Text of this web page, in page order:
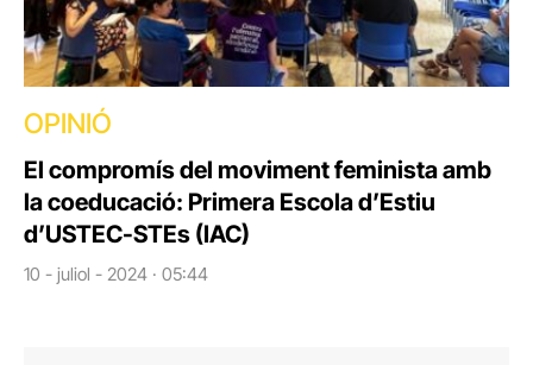
OPINIÓ
El compromís del moviment feminista amb
la coeducació: Primera Escola d’Estiu
d’USTEC-STEs (IAC)
10 - juliol - 2024 · 05:44